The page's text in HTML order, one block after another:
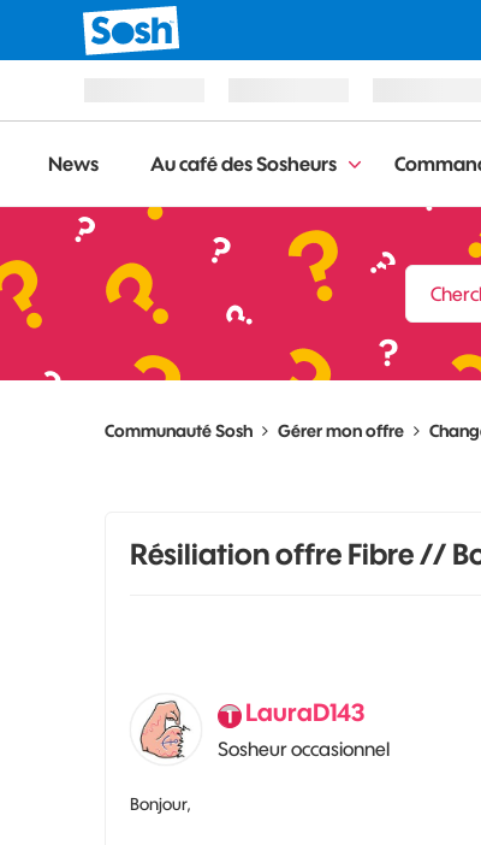
News Au café des Sosheurs
Communauté Sosh Gérer mon offre
Résiliation offre Fibre //
LauraD143
Sosheur occasionnel
Bonjour,